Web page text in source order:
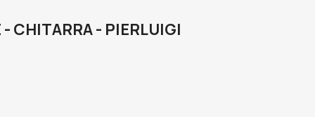
CHITARRA - PIERLUIGI